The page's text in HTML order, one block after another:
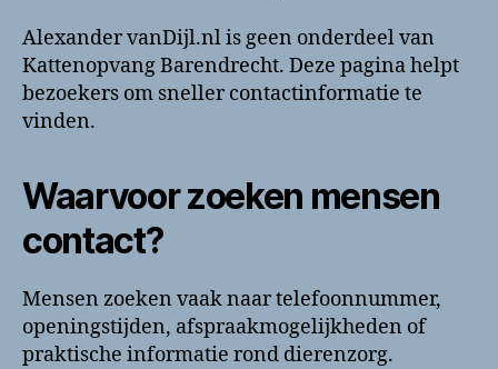
Alexander vanDijl.nl is geen onderdeel van
Kattenopvang Barendrecht. Deze pagina helpt
bezoekers om sneller contactinformatie te
vinden.
Waarvoor zoeken mensen
contact?
Mensen zoeken vaak naar telefoonnummer,
openingstijden, afspraakmogelijkheden of
praktische informatie rond dierenzorg.